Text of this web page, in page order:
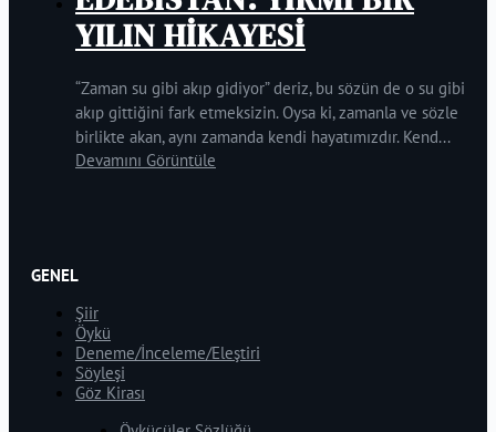
YILIN HİKAYESİ
“Zaman su gibi akıp gidiyor” deriz, bu sözün de o su gibi
akıp gittiğini fark etmeksizin. Oysa ki, zamanla ve sözle
birlikte akan, aynı zamanda kendi hayatımızdır. Kend...
Devamını Görüntüle
GENEL
Şiir
Öykü
Deneme/İnceleme/Eleştiri
Söyleşi
Göz Kirası